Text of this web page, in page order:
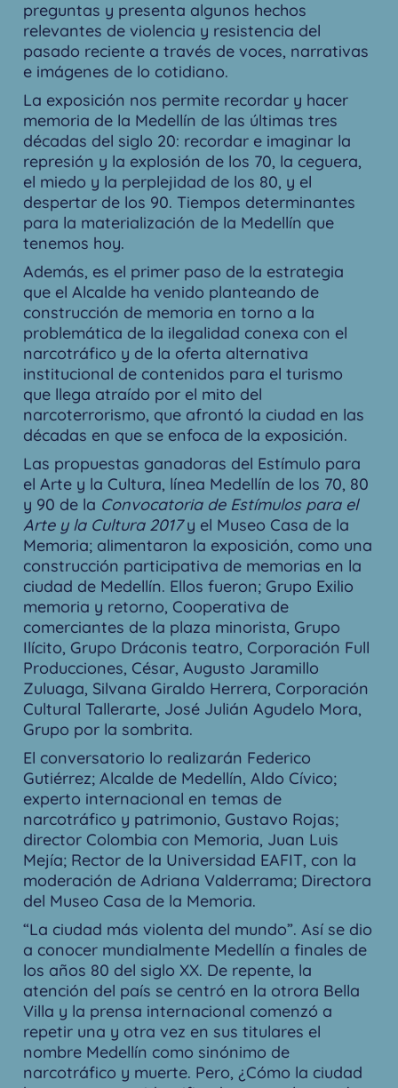
preguntas y presenta algunos hechos
relevantes de violencia y resistencia del
pasado reciente a través de voces, narrativas
e imágenes de lo cotidiano.
La exposición nos permite recordar y hacer
memoria de la Medellín de las últimas tres
décadas del siglo 20: recordar e imaginar la
represión y la explosión de los 70, la ceguera,
el miedo y la perplejidad de los 80, y el
despertar de los 90. Tiempos determinantes
para la materialización de la Medellín que
tenemos hoy.
Además, es el primer paso de la estrategia
que el Alcalde ha venido planteando de
construcción de memoria en torno a la
problemática de la ilegalidad conexa con el
narcotráfico y de la oferta alternativa
institucional de contenidos para el turismo
que llega atraído por el mito del
narcoterrorismo, que afrontó la ciudad en las
décadas en que se enfoca de la exposición.
Las propuestas ganadoras del Estímulo para
el Arte y la Cultura, línea Medellín de los 70, 80
y 90 de la Convocatoria de Estímulospara el
Arte y la Cultura 2017y el Museo Casa de la
Memoria; alimentaron la exposición, como una
construcción participativa de memorias en la
ciudad de Medellín. Ellos fueron; Grupo Exilio
memoria y retorno, Cooperativa de
comerciantes de la plaza minorista, Grupo
Ilícito, Grupo Dráconis teatro, Corporación Full
Producciones, César, Augusto Jaramillo
Zuluaga, Silvana Giraldo Herrera, Corporación
Cultural Tallerarte, José Julián Agudelo Mora,
Grupo por la sombrita.
El conversatorio lo realizarán Federico
Gutiérrez; Alcalde de Medellín, Aldo Cívico;
experto internacional en temas de
narcotráfico y patrimonio, Gustavo Rojas;
director Colombia con Memoria, Juan Luis
Mejía; Rector de la Universidad EAFIT, con la
moderación de Adriana Valderrama; Directora
del Museo Casa de la Memoria.
“La ciudad más violenta del mundo”. Así se dio
a conocer mundialmente Medellín a finales de
los años 80 del siglo XX. De repente, la
atención del país se centró en la otrora Bella
Villa y la prensa internacional comenzó a
repetir una y otra vez en sus titulares el
nombre Medellín como sinónimo de
narcotráfico y muerte. Pero, ¿Cómo la ciudad